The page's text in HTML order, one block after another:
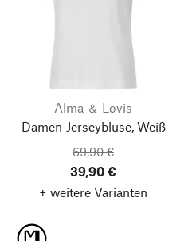
Alma ＆ Lovis
Damen-Jerseybluse, Weiß
69,90 €
39,90 €
+ weitere Varianten